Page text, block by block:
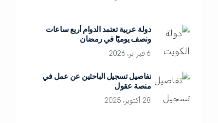
دولة عربية تعتمد الدوام أربع ساعات
ونصف يوميًا في رمضان
6 فبراير، 2026
تفاصيل تسجيل الباحثين عن عمل في
منصة عقول
28 أكتوبر، 2025